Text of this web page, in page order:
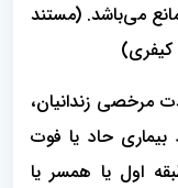
مدت 10 ساعت بلامانع می‌باشد. (مستند
مرخصی زندانیان،
بیماری حاد یا فوت
اول یا همسر یا